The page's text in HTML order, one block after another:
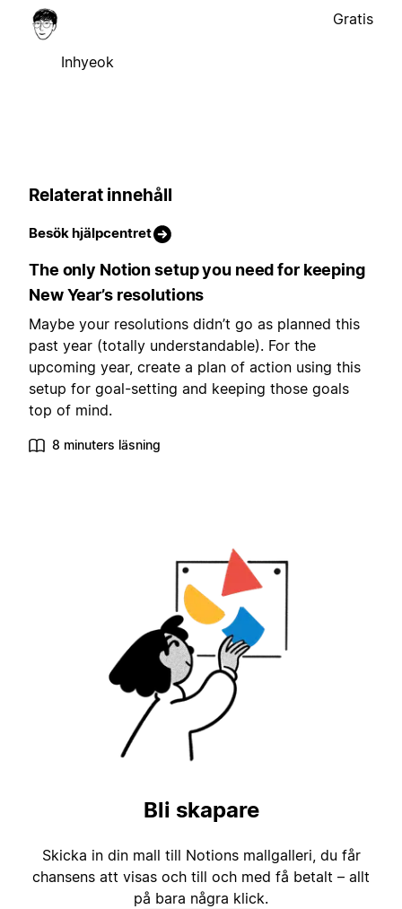
Inhyeok
Gratis
Relaterat innehåll
Besök hjälpcentret
The only Notion setup you need for keeping
New Year’s resolutions
Maybe your resolutions didn’t go as planned this
past year (totally understandable). For the
upcoming year, create a plan of action using this
setup for goal-setting and keeping those goals
top of mind.
8 minuters läsning
Bli skapare
Skicka in din mall till Notions mallgalleri, du får
chansens att visas och till och med få betalt – allt
på bara några klick.